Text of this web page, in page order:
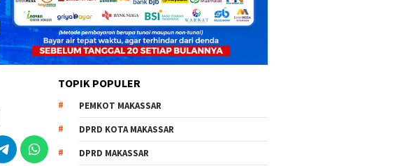
TOPIK POPULER
PEMKOT MAKASSAR
DPRD KOTA MAKASSAR
DPRD MAKASSAR